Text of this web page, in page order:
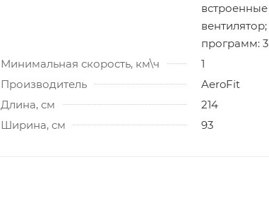
программ: 3
Минимальная скорость, км\ч
1
Производитель
AeroFit
Длина, см
214
Ширина, см
93